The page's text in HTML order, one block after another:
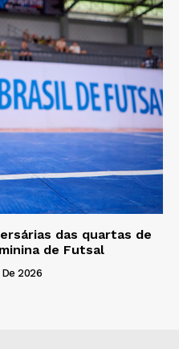
das quartas de
de Futsal
2026